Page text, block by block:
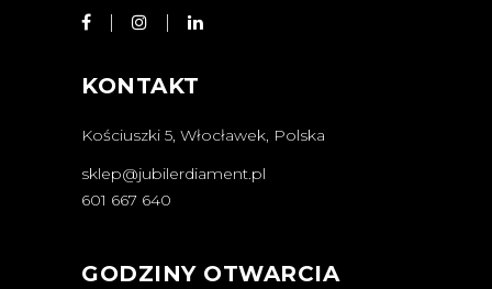
KONTAKT
Kościuszki 5, Włocławek, Polska
sklep@jubilerdiament.pl
601 667 640
GODZINY OTWARCIA